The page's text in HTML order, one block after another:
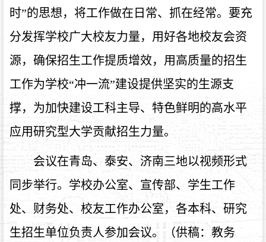
时”的思想，将工作做在日常、抓在经常。要充
分发挥学校广大校友力量，用好各地校友会资
源，确保招生工作提质增效，用高质量的招生
工作为学校“冲一流”建设提供坚实的生源支
撑，为加快建设工科主导、特色鲜明的高水平
应用研究型大学贡献招生力量。
会议在青岛、泰安、济南三地以视频形式
同步举行。学校办公室、宣传部、学生工作
处、财务处、校友工作办公室，各本科、研究
生招生单位负责人参加会议。（供稿：教务